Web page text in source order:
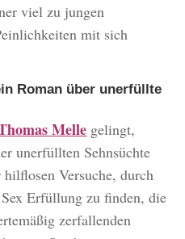
viel zu jungen
mit sich
Roman über unerfüllte
Melle gelingt,
unerfüllten Sehnsüchte
Versuche, durch
Erfüllung zu finden, die
zerfallenden